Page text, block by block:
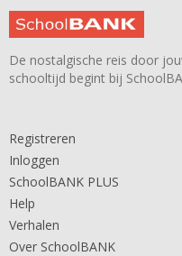
De nostalgische reis door
schooltijd begint bij
Registreren
Inloggen
SchoolBANK PLUS
Help
Verhalen
Over SchoolBANK